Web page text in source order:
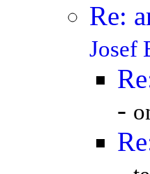
Re:
Josef
-